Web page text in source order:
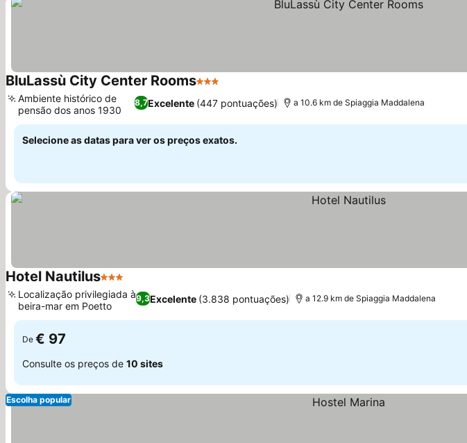
BluLassù City Center Rooms3 Estrelas
8,7Excelente (447 pontuações)
Ambiente histórico de
pensão dos anos 1930
a 10.6 km de Spiaggia Maddalena
Selecione as datas para ver os preços exatos.
Hotel Nautilus3 Estrelas
9,3Excelente (3.838 pontuações)
Localização privilegiada à
beira-mar em Poetto
a 12.9 km de Spiaggia Maddalena
De € 97
Consulte os preços de 10 sites
Escolha popular